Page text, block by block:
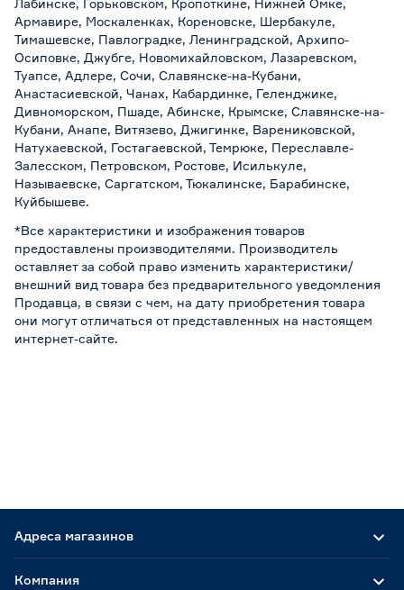
Армавире, Москаленках, Кореновске, Шербакуле,
Тимашевске, Павлоградке, Ленинградской, Архипо-
Осиповке, Джубге, Новомихайловском, Лазаревском,
Туапсе, Адлере, Сочи, Славянске-на-Кубани,
Анастасиевской, Чанах, Кабардинке, Геленджике,
Дивноморском, Пшаде, Абинске, Крымске, Славянске-на-
Кубани, Анапе, Витязево, Джигинке, Варениковской,
Натухаевской, Гостагаевской, Темрюке, Переславле-
Залесском, Петровском, Ростове, Исилькуле,
Называевске, Саргатском, Тюкалинске, Барабинске,
Куйбышеве.
*Все характеристики и изображения товаров
предоставлены производителями. Производитель
оставляет за собой право изменить характеристики/
внешний вид товара без предварительного уведомления
Продавца, в связи с чем, на дату приобретения товара
они могут отличаться от представленных на настоящем
интернет-сайте.
Адреса магазинов
Компания